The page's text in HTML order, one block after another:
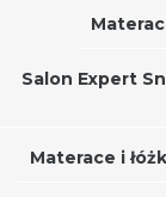
Salon Expert
Materace i